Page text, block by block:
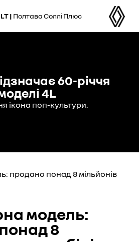
| Полтава Соллі Плюс
60-річчя
4L
ікона поп-культури.
модель:
8